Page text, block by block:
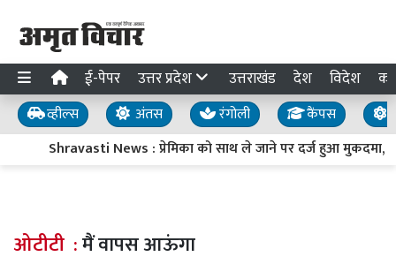
ई-पेपर उत्तर प्रदेश उत्तराखंड देश विदेश
व्हील्स अंतस रंगोली कैंपस
Shravasti News : प्रेमिका को साथ ले जाने पर दर्ज हुआ मुकदमा, तो
ओटीटी :मैं वापस आऊंगा